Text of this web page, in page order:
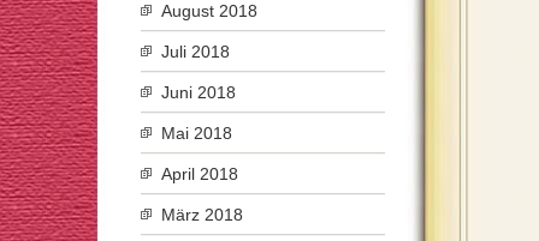
August 2018
Juli 2018
Juni 2018
Mai 2018
April 2018
März 2018